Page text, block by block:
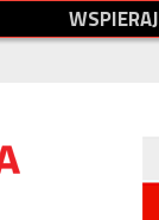
WSPIERAJ